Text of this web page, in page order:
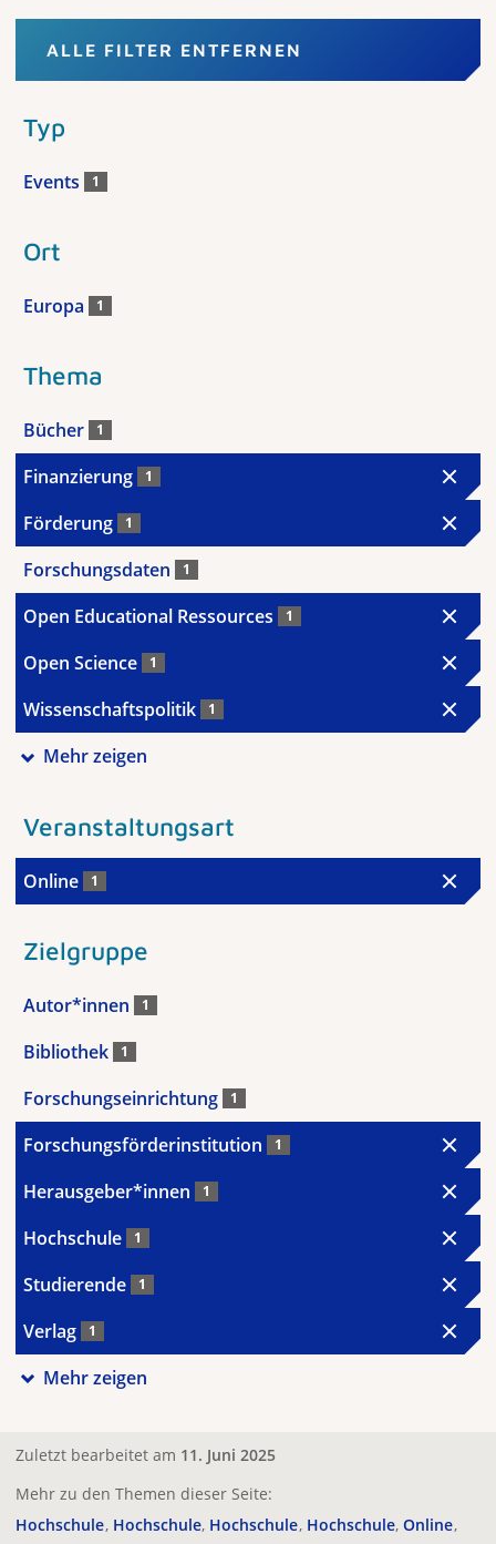
ALLE FILTER ENTFERNEN
Typ
Events 1
Ort
Europa 1
Thema
Bücher 1
Finanzierung 1
Förderung 1
Forschungsdaten 1
Open Educational Ressources 1
Open Science 1
Wissenschaftspolitik 1
Mehr zeigen
Veranstaltungsart
Online 1
Zielgruppe
Autor*innen 1
Bibliothek 1
Forschungseinrichtung 1
Forschungsförderinstitution 1
Herausgeber*innen 1
Hochschule 1
Studierende 1
Verlag 1
Mehr zeigen
Zuletzt bearbeitet am 11. Juni 2025
Mehr zu den Themen dieser Seite:
Hochschule Hochschule Hochschule Hochschule Online